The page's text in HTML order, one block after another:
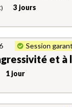
3 jours
Session
et
1 jour